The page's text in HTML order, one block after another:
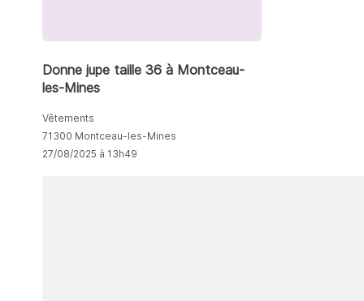
Donne jupe taille 36 à Montceau-
les-Mines
Vêtements
71300 Montceau-les-Mines
27/08/2025 à 13h49